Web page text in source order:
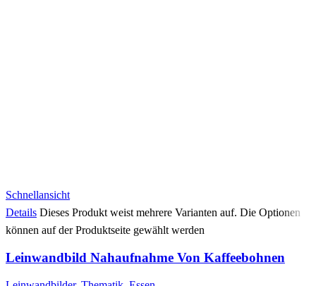
Schnellansicht
Details Dieses Produkt weist mehrere Varianten auf. Die Optionen
können auf der Produktseite gewählt werden
Leinwandbild Nahaufnahme Von Kaffeebohnen